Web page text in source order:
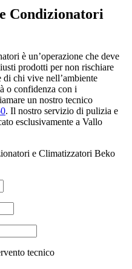
Condizionatori
è un’operazione che deve
prodotti per non rischiare
di chi vive nell’ambiente
o confidenza con i
un nostro tecnico
. Il nostro servizio di pulizia e
esclusivamente a Vallo
e Climatizzatori Beko
tecnico